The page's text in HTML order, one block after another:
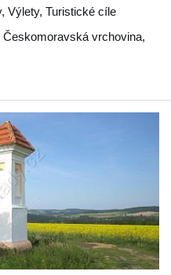
Výlety, Turistické cíle
Českomoravská vrchovina,